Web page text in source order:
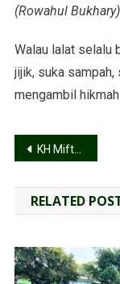
(Rowahul Bukhary)
Walau lalat selalu
jijik, suka sampah,
mengambil
KH Miftachul Akhyar Ketua Umum MUI, DPP LDII: Beliau Kyai yang Istiqomah dan Berdedikasi
RELATED